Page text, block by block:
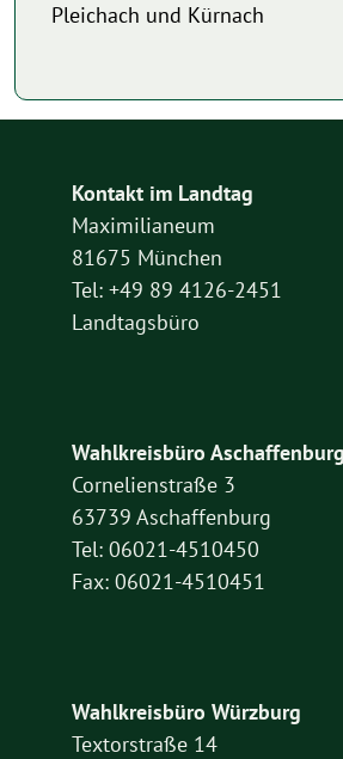
Pleichach und Kürnach
Kontakt im Landtag
Maximilianeum
81675 München
Tel: +49 89 4126-2451
Landtagsbüro
Wahlkreisbüro Aschaffenburg
Cornelienstraße 3
63739 Aschaffenburg
Tel: 06021-4510450
Fax: 06021-4510451
Wahlkreisbüro Würzburg
Textorstraße 14